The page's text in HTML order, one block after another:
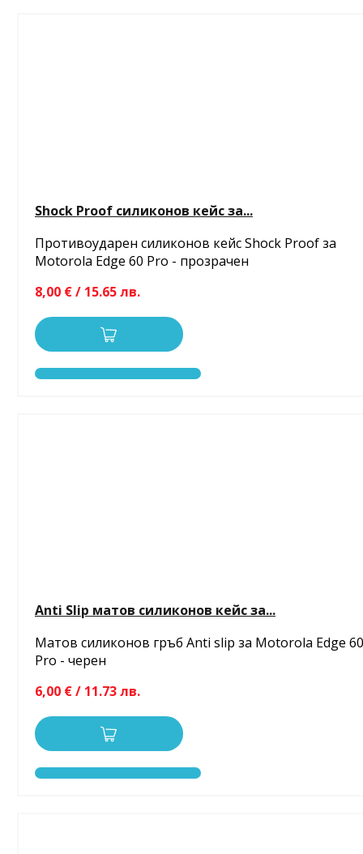
Shock Proof силиконов кейс за...
Противоударен силиконов кейс Shock Proof за
Motorola Edge 60 Pro - прозрачен
8,00 € / 15.65 лв.
Anti Slip матов силиконов кейс за...
Матов силиконов гръб Anti slip за Motorola Edge 60
Pro - черен
6,00 € / 11.73 лв.